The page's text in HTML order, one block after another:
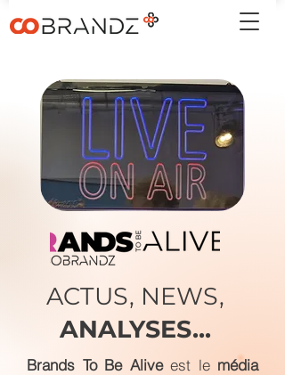
ACTUS, NEWS,
ANALYSES...
Brands To Be Aliveest le média